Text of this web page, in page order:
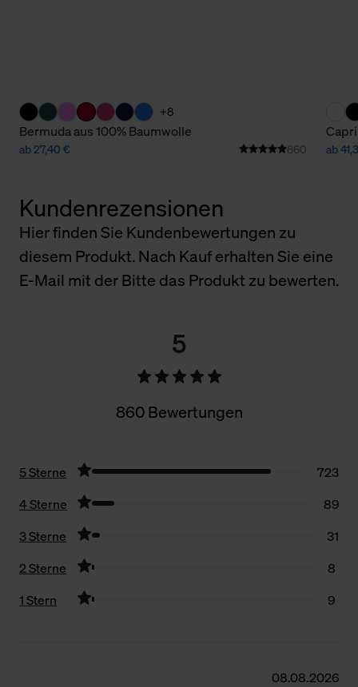
+8
Bermuda aus 100% Baumwolle
ab 27,40 € 860 ab
Kundenrezensionen
Hier finden Sie Kundenbewertungen zu
diesem Produkt. Nach Kauf erhalten Sie eine
E-Mail mit der Bitte das Produkt zu bewerten.
5
860 Bewertungen
5 Sterne
723
4 Sterne
89
3 Sterne
31
2 Sterne
8
1 Stern
9
08.08.2026